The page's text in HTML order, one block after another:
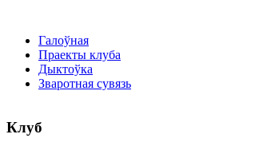
Галоўная
Праекты клуба
Дыктоўка
Зваротная сувязь
Клуб